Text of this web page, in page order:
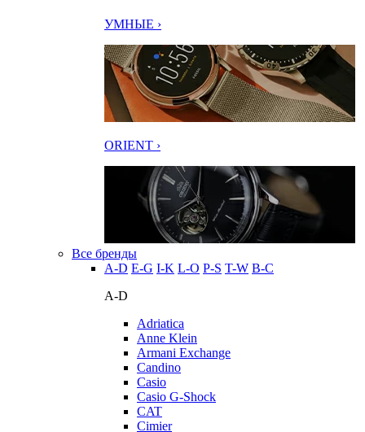
УМНЫЕ ›
ORIENT ›
Все бренды
A-D E-G I-K L-O P-S T-W В-С
A-D
Adriatica
Anne Klein
Armani Exchange
Candino
Casio
Casio G-Shock
CAT
Cimier